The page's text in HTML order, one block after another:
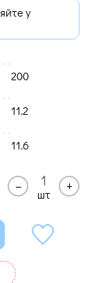
200
11.2
11.6
–
шт
+